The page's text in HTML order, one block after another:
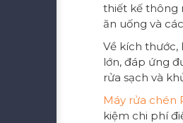
thiết kế thông
ăn uống và
Về kích thước,
lớn, đáp ứng
rửa sạch và
Máy rửa chén
kiệm chi phí